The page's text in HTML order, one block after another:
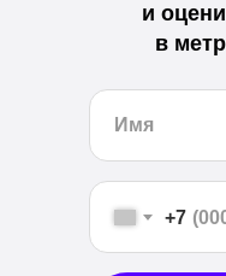
и
в
+7